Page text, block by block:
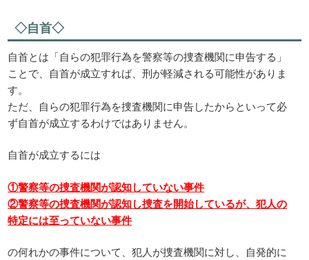
◇自首◇
自首とは「自らの犯罪行為を警察等の捜査機関に申告する」
ことで、自首が成立すれば、刑が軽減される可能性がありま
す。
ただ、自らの犯罪行為を捜査機関に申告したからといって必
ず自首が成立するわけではありません。
自首が成立するには
①警察等の捜査機関が認知していない事件
②警察等の捜査機関が認知し捜査を開始しているが、犯人の
特定には至っていない事件
の何れかの事件について、犯人が捜査機関に対し、自発的に